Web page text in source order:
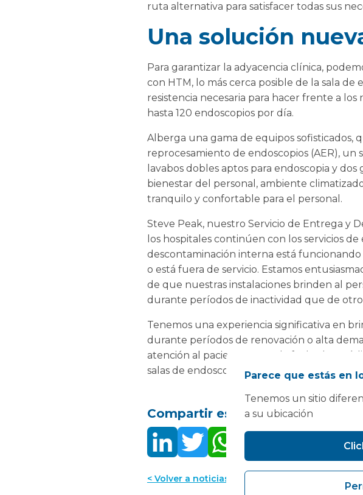
ruta alternativa para satisfacer todas sus
Una solución
Para garantizar la adyacencia clínica,
con HTM, lo más cerca posible de la sala
resistencia necesaria para hacer frente a
hasta 120 endoscopios por día.
Alberga una gama de equipos
reprocesamiento de endoscopios (AER),
lavabos dobles aptos para endoscopia y
bienestar del personal, ambiente
tranquilo y confortable para el personal.
Steve Peak, nuestro Servicio de Entrega y
los hospitales continúen con los servicios
descontaminación interna está
o está fuera de servicio. Estamos
de que nuestras instalaciones brinden al
durante períodos de inactividad que de otro
Tenemos una experiencia significativa en
durante períodos de renovación o alta
atención al paciente. Hasta la fecha, los
salas de endoscopia móviles tripuladas,
Compartir este:
< Volver a noticias
Parece que estás en
Tenemos un sitio
a su ubicación